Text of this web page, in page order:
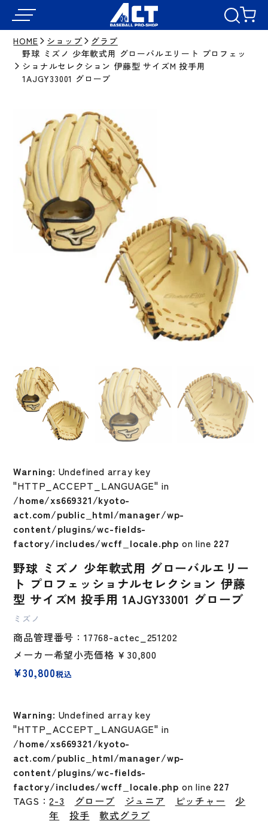
HOME ショップ
グラブ
野球 ミズノ 少年軟式用 グローバルエリート プロフェッ
ショナルセレクション 伊藤型 サイズM 投手用
1AJGY33001 グローブ
Warning: Undefined array key
"HTTP_ACCEPT_LANGUAGE" in
/home/xs669321/kyoto-
act.com/public_html/manager/wp-
content/plugins/wc-fields-
factory/includes/wcff_locale.php on line 227
野球 ミズノ 少年軟式用 グローバルエリー
ト プロフェッショナルセレクション 伊藤
型 サイズM 投手用 1AJGY33001 グローブ
ミズノ
商品管理番号：17768-actec_251202
メーカー希望小売価格 ￥30,800
¥30,800税込
Warning: Undefined array key
"HTTP_ACCEPT_LANGUAGE" in
/home/xs669321/kyoto-
act.com/public_html/manager/wp-
content/plugins/wc-fields-
factory/includes/wcff_locale.php on line 227
TAGS：2-3 グローブ ジュニア ピッチャー
少
年
投手
軟式グラブ